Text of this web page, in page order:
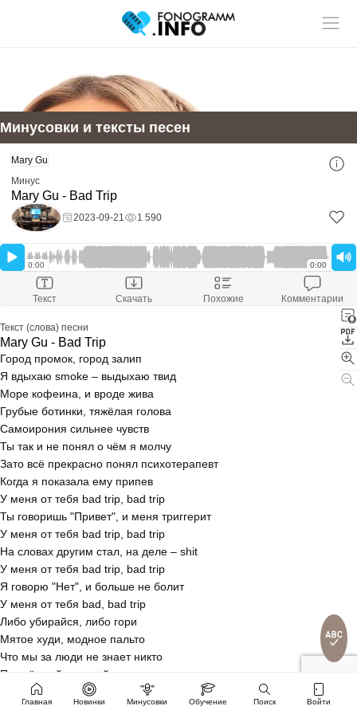
Главная Новинки Минусовки Обучение Поиск Войти
Минусовки и тексты песен
Mary Gu
Минус
Mary Gu - Bad Trip
2023-09-21 1 590
0:00 0:00
Текст Скачать Похожие Комментарии
Текст (слова) песни
Mary Gu - Bad Trip
Город промок, город залип
Я вдыхаю smoke – выдыхаю твид
Море кофеина, и вроде жива
Грубые ботинки, тяжёлая голова
Самоирония сильнее чувств
Ты так и не понял о чём я молчу
Зато всё прекрасно понял психотерапевт
Когда я показала ему припев
У меня от тебя bad trip, bad trip
Ты говоришь "Привет", и меня триггерит
У меня от тебя bad trip, bad trip
На словах другим стал, на деле – shit
У меня от тебя bad trip, bad trip
Я говорю "Нет", и больше не болит
У меня от тебя bad, bad trip
Либо убирайся, либо гори
Мятое худи, модное пальто
Что мы за люди не знает никто
Под тёмной оправой мокрые следы
Горькая правда приносит плоды
Ты любвеобилен как будто Господь
Скачать минусовку
Mary Gu - Bad Trip
Скачали: 1 590
Размер файла:
Расширение файла:mp3
Скачать минус
Оставить комментарий
Это не минус это задавка
4 июня 2025 15:37